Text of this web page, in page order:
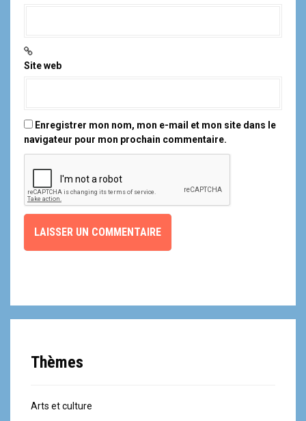
Site web
Enregistrer mon nom, mon e-mail et mon site dans le
navigateur pour mon prochain commentaire.
Thèmes
Arts et culture